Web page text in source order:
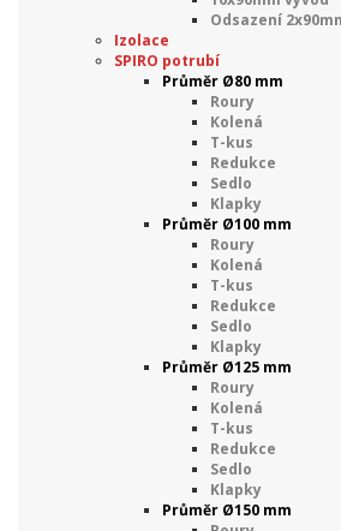
Odsazení
Izolace
SPIRO potrubí
Průměr Ø80 mm
Roury
Kolená
T-kus
Redukce
Sedlo
Klapky
Průměr Ø100 mm
Roury
Kolená
T-kus
Redukce
Sedlo
Klapky
Průměr Ø125 mm
Roury
Kolená
T-kus
Redukce
Sedlo
Klapky
Průměr Ø150 mm